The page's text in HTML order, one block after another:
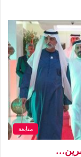
متابعة